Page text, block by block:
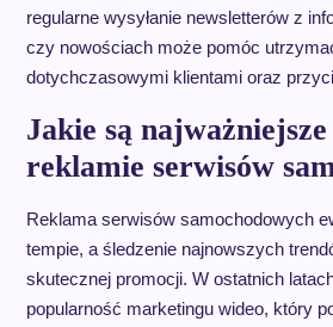
regularne wysyłanie newsletterów z
czy nowościach może pomóc
dotychczasowymi klientami oraz
Jakie są
reklamie serwisów
Reklama serwisów samochodowych
tempie, a śledzenie najnowszych
skutecznej promocji. W ostatnich
popularność marketingu wideo, który